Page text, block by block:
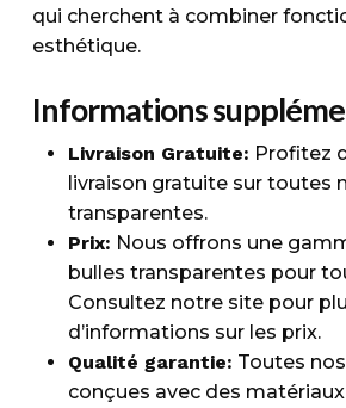
qui cherchent à combiner
esthétique.
Informations
Livraison Gratuite: Profitez
livraison gratuite sur toutes
transparentes.
Prix: Nous offrons une
bulles transparentes pour
Consultez notre site pour
d’informations sur les prix.
Qualité garantie: Toutes
conçues avec des